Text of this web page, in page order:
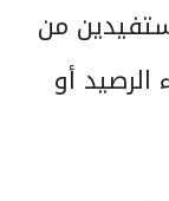
من
الرصيد أو